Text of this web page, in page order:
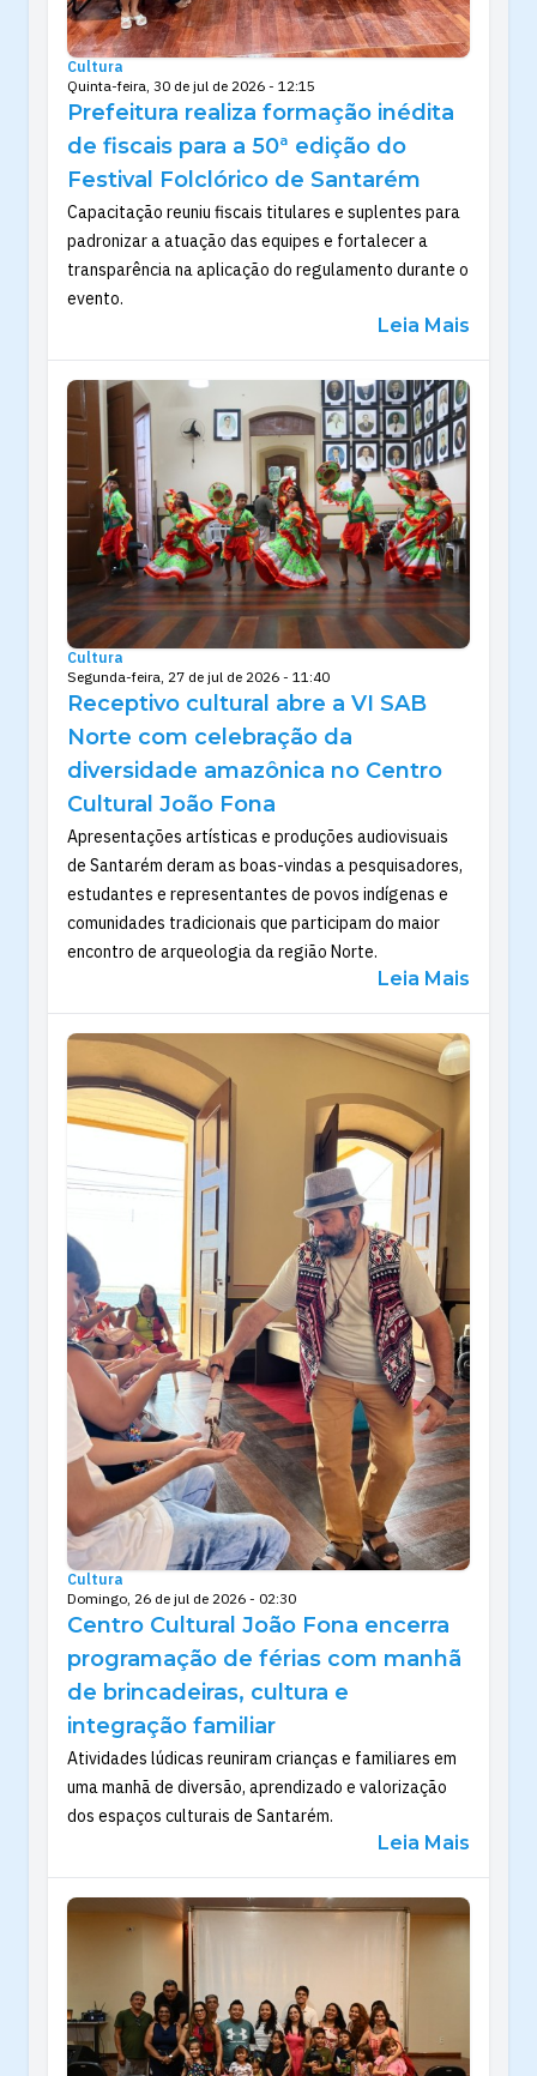
Cultura
Quinta-feira, 30 de jul de 2026 - 12:15
Prefeitura realiza formação inédita
de fiscais para a 50ª edição do
Festival Folclórico de Santarém
Capacitação reuniu fiscais titulares e suplentes para
padronizar a atuação das equipes e fortalecer a
transparência na aplicação do regulamento durante o
evento.
Leia Mais
Cultura
Segunda-feira, 27 de jul de 2026 - 11:40
Receptivo cultural abre a VI SAB
Norte com celebração da
diversidade amazônica no Centro
Cultural João Fona
Apresentações artísticas e produções audiovisuais
de Santarém deram as boas-vindas a pesquisadores,
estudantes e representantes de povos indígenas e
comunidades tradicionais que participam do maior
encontro de arqueologia da região Norte.
Leia Mais
Cultura
Domingo, 26 de jul de 2026 - 02:30
Centro Cultural João Fona encerra
programação de férias com manhã
de brincadeiras, cultura e
integração familiar
Atividades lúdicas reuniram crianças e familiares em
uma manhã de diversão, aprendizado e valorização
dos espaços culturais de Santarém.
Leia Mais